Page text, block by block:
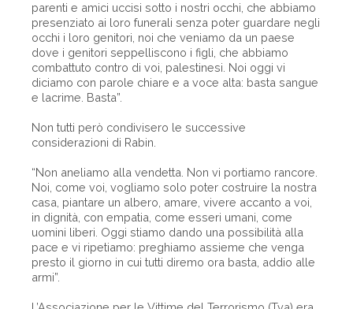
parenti e amici uccisi sotto i nostri occhi, che abbiamo
presenziato ai loro funerali senza poter guardare negli
occhi i loro genitori, noi che veniamo da un paese
dove i genitori seppelliscono i figli, che abbiamo
combattuto contro di voi, palestinesi. Noi oggi vi
diciamo con parole chiare e a voce alta: basta sangue
e lacrime. Basta”.
Non tutti però condivisero le successive
considerazioni di Rabin.
“Non aneliamo alla vendetta. Non vi portiamo rancore.
Noi, come voi, vogliamo solo poter costruire la nostra
casa, piantare un albero, amare, vivere accanto a voi,
in dignità, con empatia, come esseri umani, come
uomini liberi. Oggi stiamo dando una possibilità alla
pace e vi ripetiamo: preghiamo assieme che venga
presto il giorno in cui tutti diremo ora basta, addio alle
armi”.